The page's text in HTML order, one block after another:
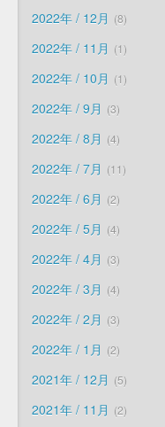
2022年 / 12月 8
2022年 / 11月 1
2022年 / 10月 1
2022年 / 9月 3
2022年 / 8月 4
2022年 / 7月 11
2022年 / 6月 2
2022年 / 5月 4
2022年 / 4月 3
2022年 / 3月 4
2022年 / 2月 3
2022年 / 1月 2
2021年 / 12月 5
2021年 / 11月 2